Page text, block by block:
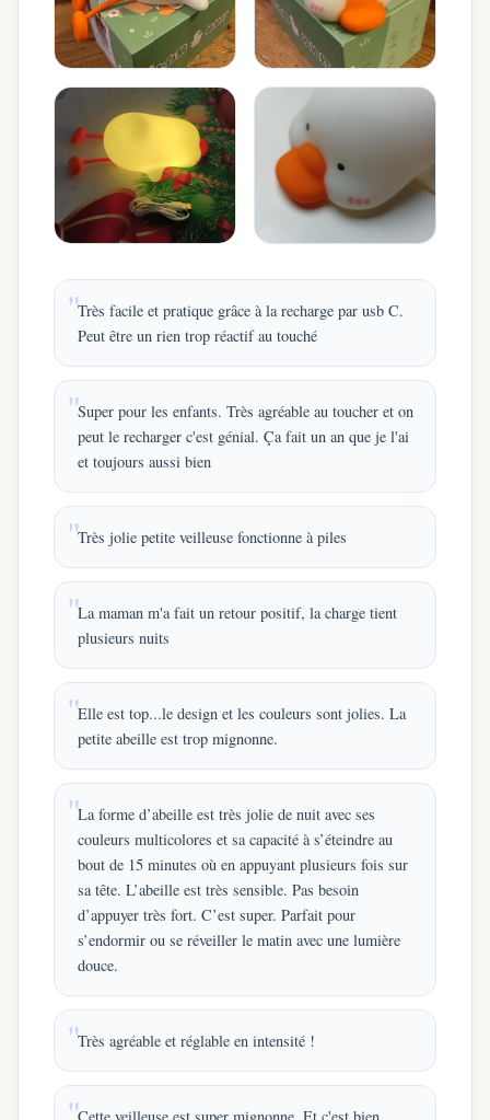
Très facile et pratique grâce à la recharge par usb C.
Peut être un rien trop réactif au touché
Super pour les enfants. Très agréable au toucher et on
peut le recharger c'est génial. Ça fait un an que je l'ai
et toujours aussi bien
Très jolie petite veilleuse fonctionne à piles
La maman m'a fait un retour positif, la charge tient
plusieurs nuits
Elle est top...le design et les couleurs sont jolies. La
petite abeille est trop mignonne.
La forme d’abeille est très jolie de nuit avec ses
couleurs multicolores et sa capacité à s’éteindre au
bout de 15 minutes où en appuyant plusieurs fois sur
sa tête. L’abeille est très sensible. Pas besoin
d’appuyer très fort. C’est super. Parfait pour
s’endormir ou se réveiller le matin avec une lumière
douce.
Très agréable et réglable en intensité !
Cette veilleuse est super mignonne. Et c'est bien